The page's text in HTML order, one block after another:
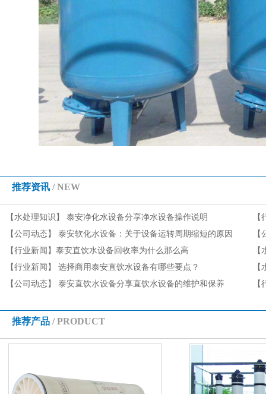
推荐资讯 / NEW
【水处理知识】 泰安净化水设备分享净水设备操作说明
【公司动态】
泰安软化水设备：关于设备运转周期缩短的原因
有哪些
收
【行业新闻】 泰安直饮水设备回收率为什么那么高
【行业新闻】
选择商用泰安直饮水设备有哪些要点？
【公司动态】
泰安直饮水设备分享直饮水设备的维护和保养
推荐产品 / PRODUCT